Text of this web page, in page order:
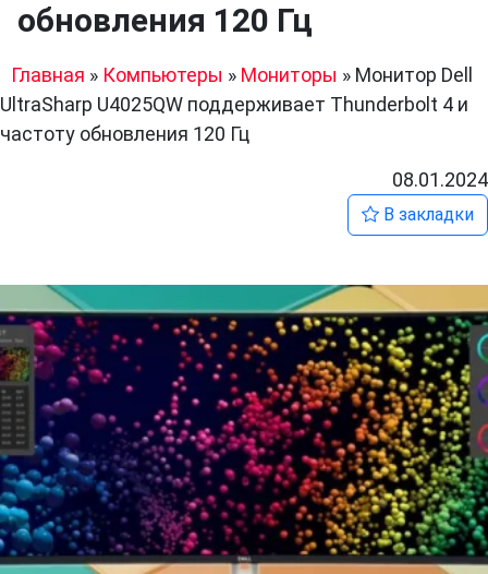
обновления 120 Гц
Главная » Компьютеры » Мониторы » Монитор Dell
UltraSharp U4025QW поддерживает Thunderbolt 4 и
частоту обновления 120 Гц
08.01.2024
В закладки